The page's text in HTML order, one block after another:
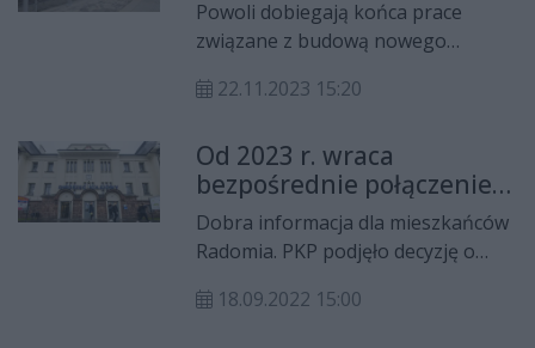
wizyty, dziś jeszcze mocniej chce
związać swoją przyszłość z koleją.
użytku?
Powoli dobiegają końca prace
związane z budową nowego
Wielkiej w gminie Wierzbica.
podróżnych, a także umożliwi
korzystanie z niego przez osoby
niepełnosprawne.
22.11.2023 15:20
Od 2023 r. wraca
bezpośrednie połączenie
kolejowe Radom - Łódź
Dobra informacja dla mieszkańców
Radomia. PKP podjęło decyzję o
połączenia Lublin - Radom - Łódź -
18.09.2022 15:00